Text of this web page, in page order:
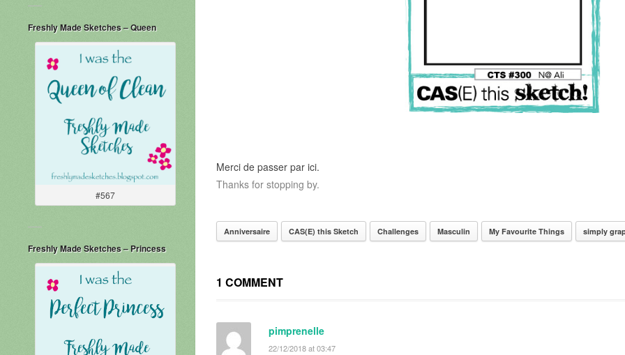
Freshly Made Sketches – Queen
#567
Freshly Made Sketches – Princess
Merci de passer par ici.
Thanks for stopping by.
Anniversaire CAS(E) this Sketch Challenges Masculin My Favourite Things simply
1 COMMENT
pimprenelle
22/12/2018 at 03:47